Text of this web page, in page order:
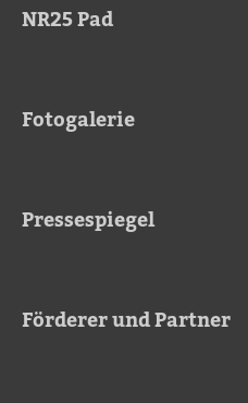
NR25 Pad
Fotogalerie
Pressespiegel
Förderer und Partner